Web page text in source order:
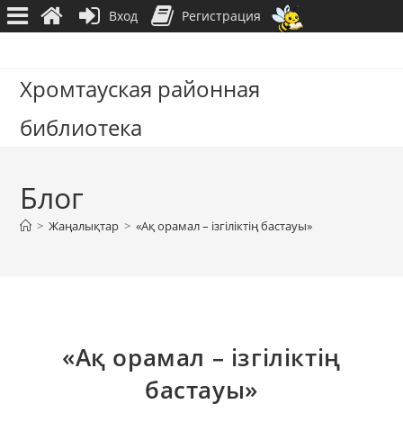
содержимому
Хромтауская районная
библиотека
Блог
> Жаңалықтар > «Ақ орамал – ізгіліктің бастауы»
«Ақ орамал – ізгіліктің
бастауы»
Вход Регистрация